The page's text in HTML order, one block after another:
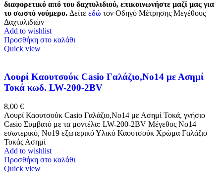
διαφορετικό από του δαχτυλιδιού, επικοινωνήστε μαζί μας για
το σωστό νούμερο. Δείτε εδώ τον Οδηγό Μέτρησης Μεγέθους
Δαχτυλιδιών
Add to wishlist
Προσθήκη στο καλάθι
Quick view
Λουρί Καουτσούκ Casio Γαλάζιο,No14 με Ασημί
Τοκά κωδ. LW-200-2BV
8,00 €
Λουρί Καουτσούκ Casio Γαλάζιο,Nο14 με Ασημί Τοκά, γνήσιο
Casio Συμβατό με τα μοντέλα: LW-200-2BV Μέγεθος Νο14
εσωτερικό, Νο19 εξωτερικό Υλικό Καουτσούκ Χρώμα Γαλάζιο
Τοκάς Ασημί
Add to wishlist
Προσθήκη στο καλάθι
Quick view